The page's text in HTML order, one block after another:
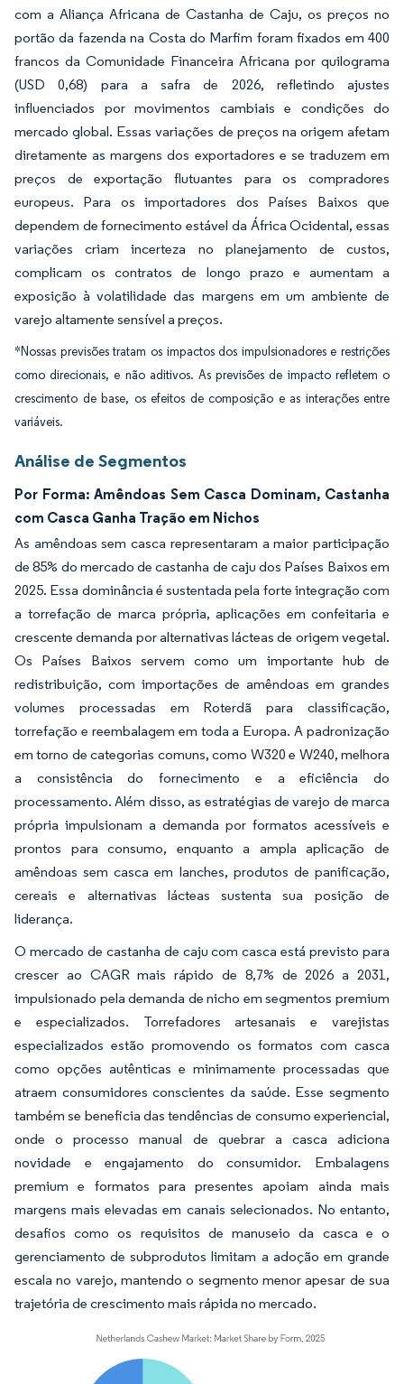
com a Aliança Africana de Castanha de Caju, os preços no
portão da fazenda na Costa do Marfim foram fixados em 400
francos da Comunidade Financeira Africana por quilograma
(USD 0,68) para a safra de 2026, refletindo ajustes
influenciados por movimentos cambiais e condições do
mercado global. Essas variações de preços na origem afetam
diretamente as margens dos exportadores e se traduzem em
preços de exportação flutuantes para os compradores
europeus. Para os importadores dos Países Baixos que
dependem de fornecimento estável da África Ocidental, essas
variações criam incerteza no planejamento de custos,
complicam os contratos de longo prazo e aumentam a
exposição à volatilidade das margens em um ambiente de
varejo altamente sensível a preços.
*Nossas previsões tratam os impactos dos impulsionadores e restrições
como direcionais, e não aditivos. As previsões de impacto refletem o
crescimento de base, os efeitos de composição e as interações entre
variáveis.
Análise de Segmentos
Por Forma: Amêndoas Sem Casca Dominam, Castanha
com Casca Ganha Tração em Nichos
As amêndoas sem casca representaram a maior participação
de 85% do mercado de castanha de caju dos Países Baixos em
2025. Essa dominância é sustentada pela forte integração com
a torrefação de marca própria, aplicações em confeitaria e
crescente demanda por alternativas lácteas de origem vegetal.
Os Países Baixos servem como um importante hub de
redistribuição, com importações de amêndoas em grandes
volumes processadas em Roterdã para classificação,
torrefação e reembalagem em toda a Europa. A padronização
em torno de categorias comuns, como W320 e W240, melhora
a consistência do fornecimento e a eficiência do
processamento. Além disso, as estratégias de varejo de marca
própria impulsionam a demanda por formatos acessíveis e
prontos para consumo, enquanto a ampla aplicação de
amêndoas sem casca em lanches, produtos de panificação,
cereais e alternativas lácteas sustenta sua posição de
liderança.
O mercado de castanha de caju com casca está previsto para
crescer ao CAGR mais rápido de 8,7% de 2026 a 2031,
impulsionado pela demanda de nicho em segmentos premium
e especializados. Torrefadores artesanais e varejistas
especializados estão promovendo os formatos com casca
como opções autênticas e minimamente processadas que
atraem consumidores conscientes da saúde. Esse segmento
também se beneficia das tendências de consumo experiencial,
onde o processo manual de quebrar a casca adiciona
novidade e engajamento do consumidor. Embalagens
premium e formatos para presentes apoiam ainda mais
margens mais elevadas em canais selecionados. No entanto,
desafios como os requisitos de manuseio da casca e o
gerenciamento de subprodutos limitam a adoção em grande
escala no varejo, mantendo o segmento menor apesar de sua
trajetória de crescimento mais rápida no mercado.